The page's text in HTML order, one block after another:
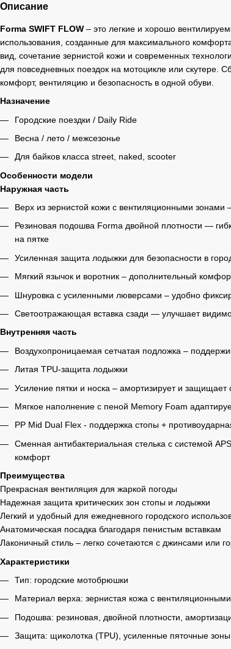
Описание
Forma SWIFT FLOW – это легкие и хорошо
использования, созданные для максимального
вид, сочетание зернистой кожи и современных
для повседневных поездок на мотоцикле или скутере.
комфорт, вентиляцию и безопасность в одной обуви.
Назначение
Городские поездки / Daily Ride
Весна / лето / межсезонье
Для байков класса street, naked, scooter
Особенности модели
Наружная часть
Верх из зернистой кожи с вентиляционными зонами
Резиновая подошва Forma двойной плотности —
на пятке
Усиленная защита лодыжки для безопасности в
Мягкий язычок и воротник – дополнительный
Шнуровка с усиленными люверсами – удобно
Светоотражающая вставка сзади — улучшает
Внутренняя часть
Воздухопроницаемая сетчатая подложка –
Литая TPU-защита лодыжки
Усиление пятки и носка – амортизирует и защищает
Мягкое наполнение с пеной Memory Foam
PP Mid Dual Flex - поддержка стопы +
Сменная антибактериальная стелька с системой
комфорт
Преимущества
Прекрасная вентиляция для жаркой погоды
Надежная защита критических зон стопы и лодыжки
Легкий и удобный для ежедневного городского
Анатомическая посадка благодаря пенистым вставкам
Лаконичный стиль – легко сочетаются с джинсами или
Характеристики
Тип: городские мотобрюшки
Материал верха: зернистая кожа с
Подошва: резиновая, двойной плотности,
Защита: щиколотка (TPU), усиленные пяточные зоны